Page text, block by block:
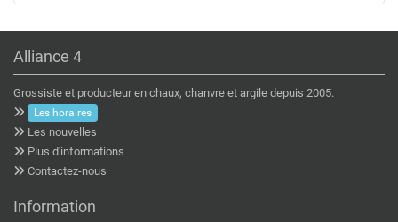
Alliance 4
Grossiste et producteur en chaux, chanvre et argile depuis 2005.
Les horaires
Les nouvelles
Plus d'informations
Contactez-nous
Information